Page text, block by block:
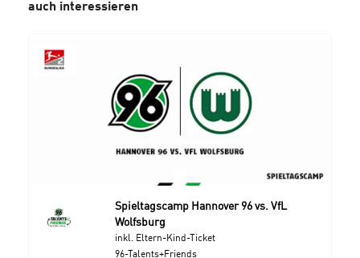
auch interessieren
Spieltagscamp Hannover 96 vs. VfL
Wolfsburg
inkl. Eltern-Kind-Ticket
96-Talents+Friends